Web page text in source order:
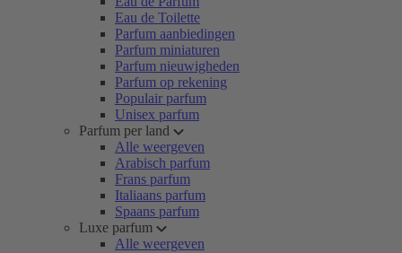
Eau de Toilette
Parfum aanbiedingen
Parfum miniaturen
Parfum nieuwigheden
Parfum op rekening
Populair parfum
Unisex parfum
Parfum per land
Alle weergeven
Arabisch parfum
Frans parfum
Italiaans parfum
Spaans parfum
Luxe parfum
Alle weergeven